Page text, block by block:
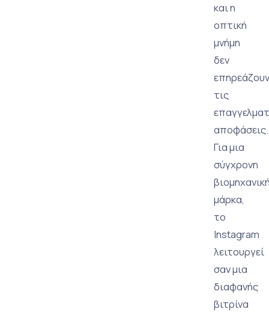
και η
οπτική
μνήμη
δεν
επηρεάζουν
τις
αποφάσεις.
Για μια
σύγχρονη
μάρκα,
το
Instagram
λειτουργεί
σαν μια
διαφανής
βιτρίνα